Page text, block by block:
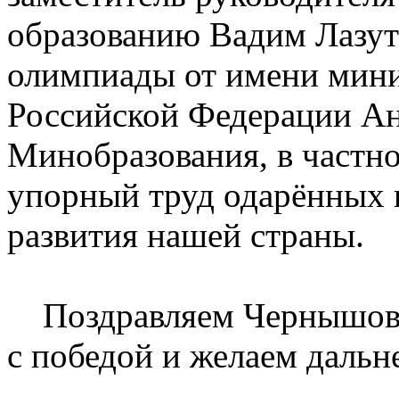
образованию Вадим
олимпиады от имени
Российской Федерации
Минобразования, в
упорный труд одарённых
развития нашей
Поздравляем
с победой и желаем